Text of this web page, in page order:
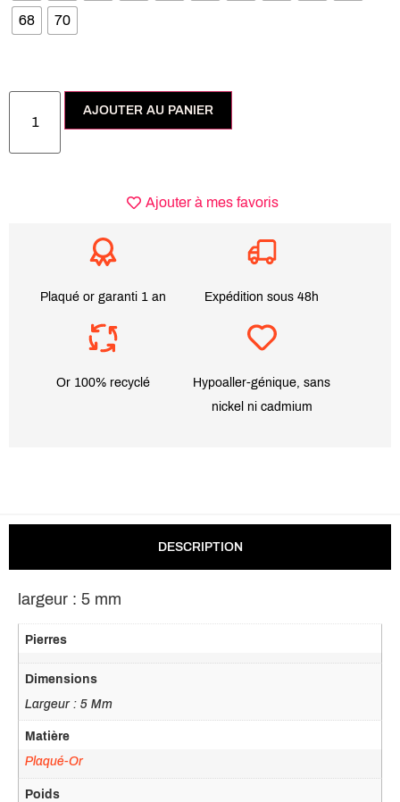
68 70
AJOUTER AU PANIER
Ajouter à mes favoris
Plaqué or garanti 1 an Expédition sous 48h
Or 100% recyclé
Hypoaller-génique, sans
nickel ni cadmium
DESCRIPTION
largeur : 5 mm
Pierres
Dimensions
Largeur : 5 Mm
Matière
Plaqué-Or
Poids